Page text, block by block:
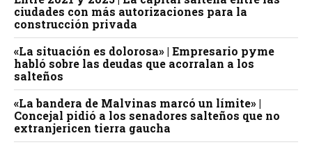
ciudades con más autorizaciones para la
construcción privada
«La situación es dolorosa» | Empresario pyme
habló sobre las deudas que acorralan a los
salteños
«La bandera de Malvinas marcó un límite» |
Concejal pidió a los senadores salteños que no
extranjericen tierra gaucha